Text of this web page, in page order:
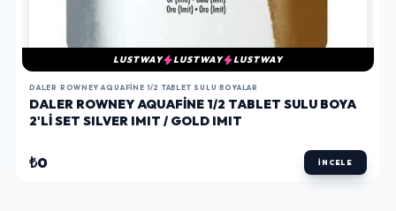
LUSTWAY LUSTWAY LUSTWAY
DALER ROWNEY AQUAFINE 1/2 TABLET SULU BOYALAR
DALER ROWNEY AQUAFINE 1/2 TABLET SULU BOYA
2'LI SET SILVER IMIT / GOLD IMIT
₺0 İNCELE